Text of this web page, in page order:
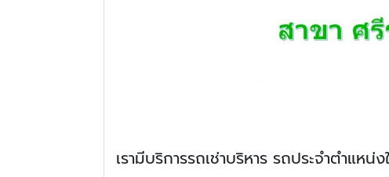
เรามีบริการรถเช่าบริหาร รถประจำตำแห